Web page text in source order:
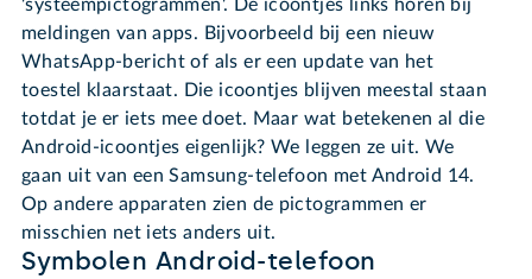
'systeempictogrammen'. De icoontjes links horen bij
meldingen van apps. Bijvoorbeeld bij een nieuw
WhatsApp-bericht of als er een update van het
toestel klaarstaat. Die icoontjes blijven meestal staan
totdat je er iets mee doet. Maar wat betekenen al die
Android-icoontjes eigenlijk? We leggen ze uit. We
gaan uit van een Samsung-telefoon met Android 14.
Op andere apparaten zien de pictogrammen er
misschien net iets anders uit.
Symbolen Android-telefoon